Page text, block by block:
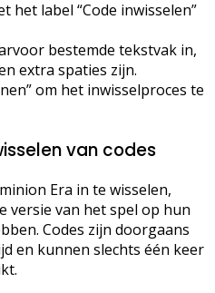
het label “Code inwisselen”
bestemde tekstvak in,
extra spaties zijn.
om het inwisselproces te
van codes
Era in te wisselen,
versie van het spel op hun
Codes zijn doorgaans
en kunnen slechts één keer